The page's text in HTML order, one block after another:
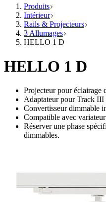
Produits
Intérieur
Rails & Projecteurs
3 Allumages
HELLO 1 D
HELLO 1 D
Projecteur pour éclairage
Adaptateur pour Track
Convertisseur dimmable
Compatible avec
Réserver une phase
dimmables.